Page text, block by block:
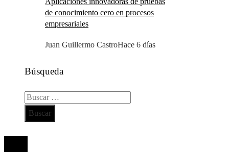
de conocimiento cero en procesos
empresariales
Juan Guillermo CastroHace 6 días
Búsqueda
Buscar: